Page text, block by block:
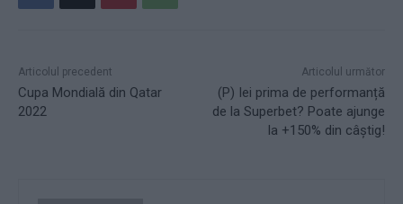
Articolul precedent
Cupa Mondială din Qatar
2022
Articolul următor
(P) Iei prima de performanță
de la Superbet? Poate ajunge
la +150% din câștig!